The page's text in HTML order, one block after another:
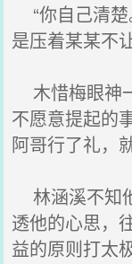
“你自己清楚
是压着某某不
木惜梅眼神
不愿意提起的
阿哥行了礼，
林涵溪不知
透他的心思，
益的原则打太